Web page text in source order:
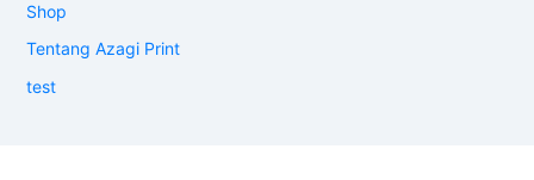
Shop
Tentang Azagi Print
test